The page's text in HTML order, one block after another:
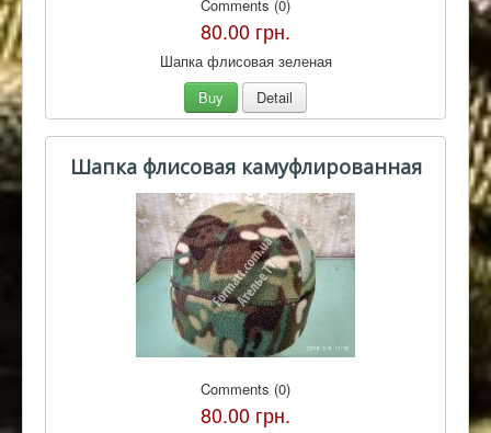
Comments (0)
80.00 грн.
Шапка флисовая зеленая
Buy
Detail
Шапка флисовая камуфлированная
Comments (0)
80.00 грн.